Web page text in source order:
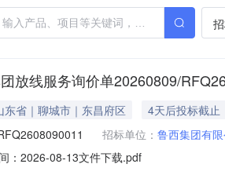
放线服务询价单20260809/
东省｜聊城市｜东昌府区
4天后投标截止
招标单位： 鲁西集团有
：2026-08-13文件下载.pdf